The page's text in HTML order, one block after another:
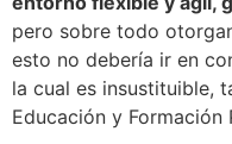
pero sobre todo
esto no debería ir en
la cual es insustituible,
Educación y Formación